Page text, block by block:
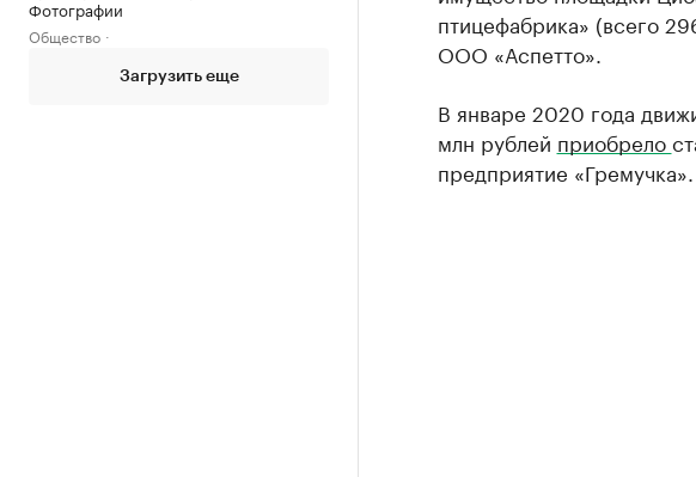
Фотографии
Общество
Загрузить еще
птицефабрика» (всего
ООО «Аспетто».
В январе 2020 года
млн рублей приобрело
предприятие «Гремучка».